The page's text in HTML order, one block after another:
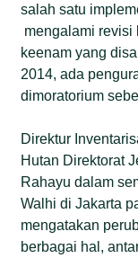
salah satu
mengalami revisi
keenam yang
2014, ada
dimoratorium
Direktur
Hutan Direktorat
Rahayu dalam
Walhi di Jakarta
mengatakan
berbagai hal,